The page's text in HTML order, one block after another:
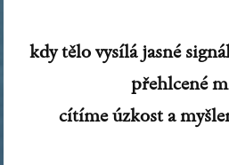
kdy tělo vysílá jasné
přehlcené
cítíme úzkost a